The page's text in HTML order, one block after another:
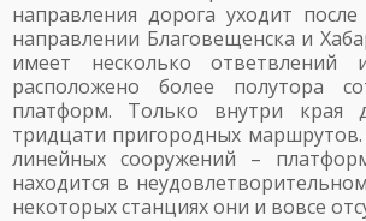
направления дорога уходит
направлении Благовещенска и
имеет несколько
расположено более полутора
платформ. Только внутри края
тридцати пригородных маршрутов.
линейных сооружений –
находится в
некоторых станциях они и вовсе